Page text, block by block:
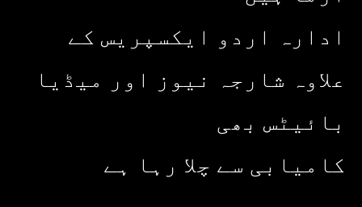
ادارہ اردو ایکسپریس کے
علاوہ شارجہ نیوز اور میڈیا
بائیٹس بھی
کامیابی سے چلا رہا ہے